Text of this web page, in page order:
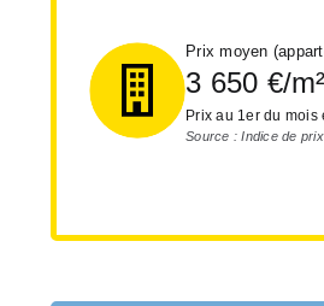
Prix moyen
3 650 €/m²
Prix au 1er du mois
Source : Indice de